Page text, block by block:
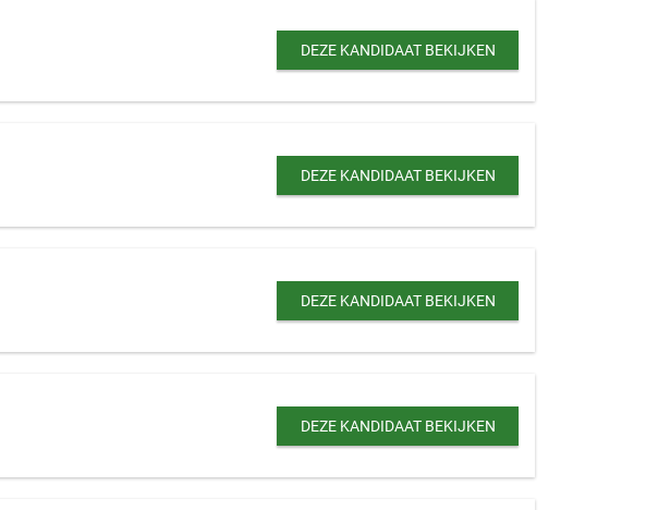
DEZE KANDIDAAT BEKIJKEN
DEZE KANDIDAAT BEKIJKEN
DEZE KANDIDAAT BEKIJKEN
DEZE KANDIDAAT BEKIJKEN